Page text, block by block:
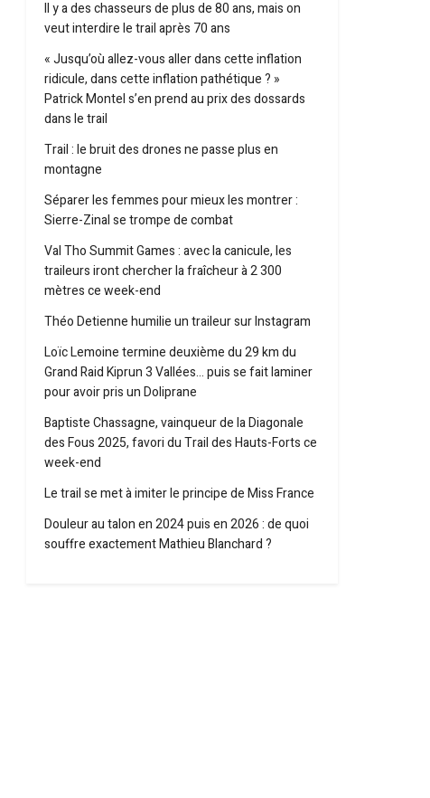
Il y a des chasseurs de plus de 80 ans, mais on
veut interdire le trail après 70 ans
« Jusqu’où allez-vous aller dans cette inflation
ridicule, dans cette inflation pathétique ? »
Patrick Montel s’en prend au prix des dossards
dans le trail
Trail : le bruit des drones ne passe plus en
montagne
Séparer les femmes pour mieux les montrer :
Sierre-Zinal se trompe de combat
Val Tho Summit Games : avec la canicule, les
traileurs iront chercher la fraîcheur à 2 300
mètres ce week-end
Théo Detienne humilie un traileur sur Instagram
Loïc Lemoine termine deuxième du 29 km du
Grand Raid Kiprun 3 Vallées… puis se fait laminer
pour avoir pris un Doliprane
Baptiste Chassagne, vainqueur de la Diagonale
des Fous 2025, favori du Trail des Hauts-Forts ce
week-end
Le trail se met à imiter le principe de Miss France
Douleur au talon en 2024 puis en 2026 : de quoi
souffre exactement Mathieu Blanchard ?